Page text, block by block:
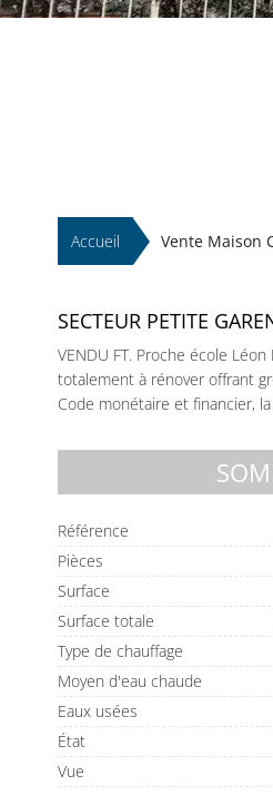
Accueil Vente Maison
SECTEUR PETITE
VENDU FT. Proche école
totalement à rénover offrant
Code monétaire et financier,
Référence
Pièces
Surface
Surface totale
Type de chauffage
Moyen d'eau chaude
Eaux usées
État
Vue